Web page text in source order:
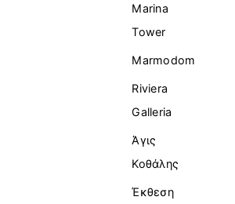
Marina
Tower
Marmodom
Riviera
Galleria
Άγις
Κοθάλης
Έκθεση